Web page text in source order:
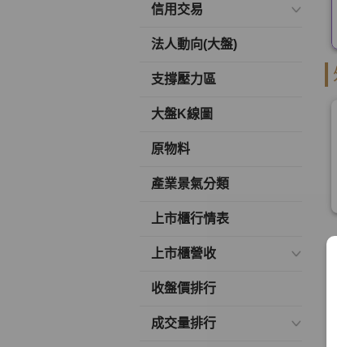
信用交易
法人動向(大盤)
支撐壓力區
大盤K線圖
原物料
產業景氣分類
上市櫃行情表
上市櫃營收
收盤價排行
成交量排行